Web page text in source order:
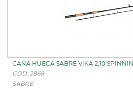
CAÑA HUECA SABRE VIKA 2,10
COD: 2868
SABRE